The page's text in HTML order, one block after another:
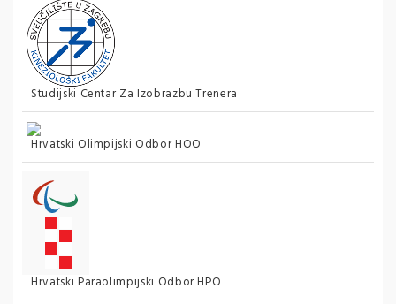
Studijski Centar Za Izobrazbu Trenera
Hrvatski Olimpijski Odbor HOO
Hrvatski Paraolimpijski Odbor HPO